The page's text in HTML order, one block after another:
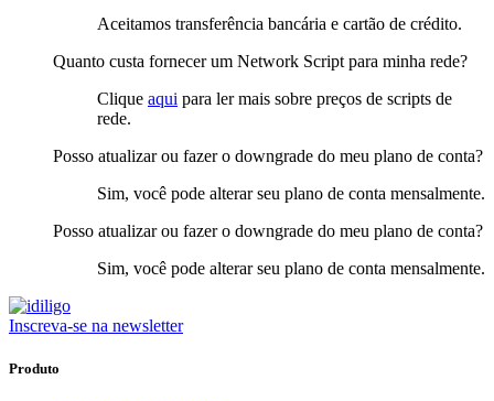
Aceitamos transferência bancária e cartão de crédito.
Quanto custa fornecer um Network Script para minha rede?
Clique aqui para ler mais sobre preços de scripts de
rede.
Posso atualizar ou fazer o downgrade do meu plano de conta?
Sim, você pode alterar seu plano de conta mensalmente.
Posso atualizar ou fazer o downgrade do meu plano de conta?
Sim, você pode alterar seu plano de conta mensalmente.
Inscreva-se na newsletter
Produto